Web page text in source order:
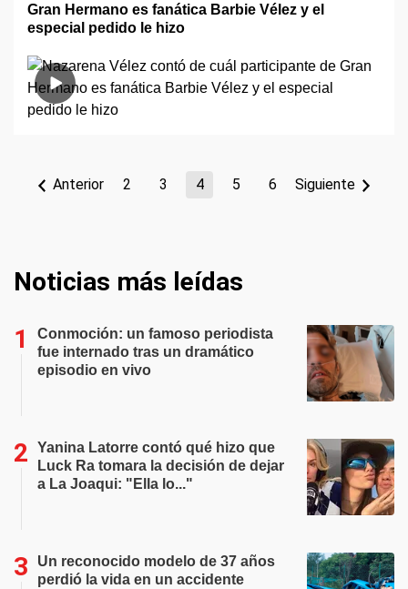
Gran Hermano es fanática Barbie Vélez y el
especial pedido le hizo
Anterior 2 3 4 5 6 Siguiente
Noticias más leídas
Conmoción: un famoso periodista
fue internado tras un dramático
episodio en vivo
Yanina Latorre contó qué hizo que
Luck Ra tomara la decisión de dejar
a La Joaqui: "Ella lo..."
Un reconocido modelo de 37 años
perdió la vida en un accidente